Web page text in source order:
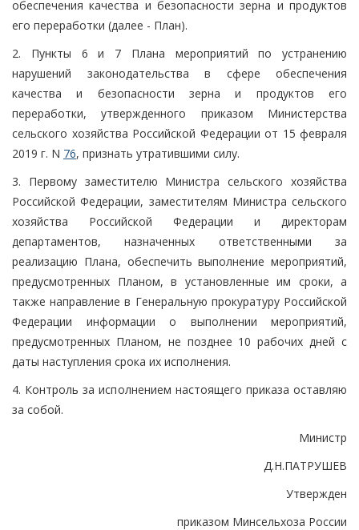
обеспечения качества и безопасности зерна и продуктов
его переработки (далее - План).
2. Пункты 6 и 7 Плана мероприятий по устранению
нарушений законодательства в сфере обеспечения
качества и безопасности зерна и продуктов его
переработки, утвержденного приказом Министерства
сельского хозяйства Российской Федерации от 15 февраля
2019 г. N 76, признать утратившими силу.
3. Первому заместителю Министра сельского хозяйства
Российской Федерации, заместителям Министра сельского
хозяйства Российской Федерации и директорам
департаментов, назначенных ответственными за
реализацию Плана, обеспечить выполнение мероприятий,
предусмотренных Планом, в установленные им сроки, а
также направление в Генеральную прокуратуру Российской
Федерации информации о выполнении мероприятий,
предусмотренных Планом, не позднее 10 рабочих дней с
даты наступления срока их исполнения.
4. Контроль за исполнением настоящего приказа оставляю
за собой.
Министр
Д.Н.ПАТРУШЕВ
Утвержден
приказом Минсельхоза России